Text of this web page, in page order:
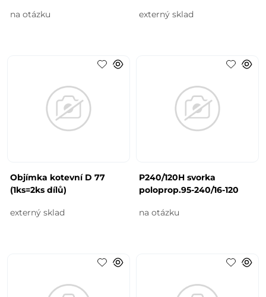
na otázku externý sklad
Objímka kotevní D 77
(1ks=2ks dílů)
externý sklad
P240/120H svorka
poloprop.95-240/16-120
na otázku